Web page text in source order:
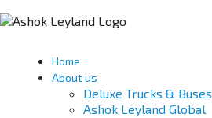
Home
About us
Deluxe Trucks & Buses
Ashok Leyland Global